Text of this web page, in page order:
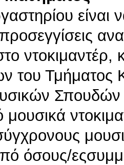
προσεγγίσεις
ντοκιμαντέρ,
του
Σπουδών
μουσικά
όσους/